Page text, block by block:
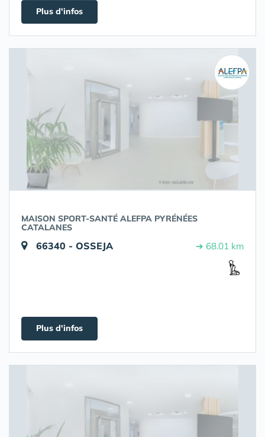
Plus d'infos
MAISON SPORT-SANTÉ ALEFPA PYRÉNÉES
CATALANES
66340 - OSSEJA ➔ 68.01 km
Plus d'infos